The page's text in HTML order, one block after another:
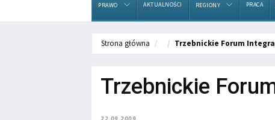
PRAWO AKTUALNOŚCI REGIONY PRACA
Strona główna Trzebnickie Forum
Trzebnickie